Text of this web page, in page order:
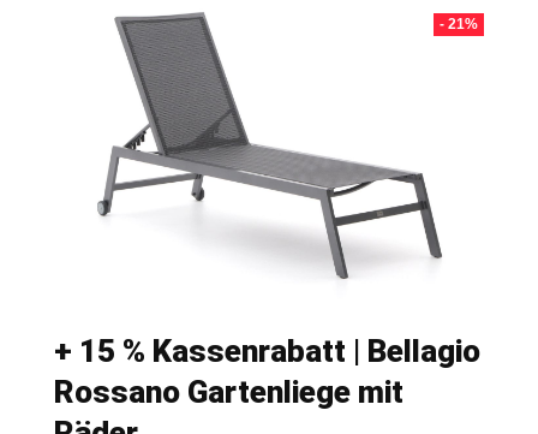
- 21%
+ 15 % Kassenrabatt | Bellagio
Rossano Gartenliege mit